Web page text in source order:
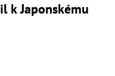
k Japonskému